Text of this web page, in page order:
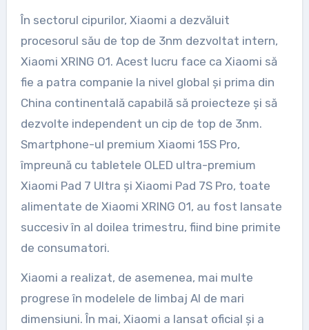
În sectorul cipurilor, Xiaomi a dezvăluit
procesorul său de top de 3nm dezvoltat intern,
Xiaomi XRING O1. Acest lucru face ca Xiaomi să
fie a patra companie la nivel global și prima din
China continentală capabilă să proiecteze și să
dezvolte independent un cip de top de 3nm.
Smartphone-ul premium Xiaomi 15S Pro,
împreună cu tabletele OLED ultra-premium
Xiaomi Pad 7 Ultra și Xiaomi Pad 7S Pro, toate
alimentate de Xiaomi XRING O1, au fost lansate
succesiv în al doilea trimestru, fiind bine primite
de consumatori.
Xiaomi a realizat, de asemenea, mai multe
progrese în modelele de limbaj AI de mari
dimensiuni. În mai, Xiaomi a lansat oficial și a